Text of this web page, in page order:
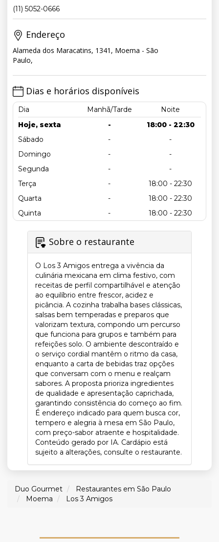
(11) 5052-0666
Endereço
Alameda dos Maracatins, 1341, Moema - São
Paulo,
Dias e horários disponíveis
Dia Manhã/Tarde
Noite
Hoje, sexta
-
18:00 - 22:30
Sábado
-
-
Domingo
-
-
Segunda
-
-
Terça
-
18:00 - 22:30
Quarta
-
18:00 - 22:30
Quinta
- 18:00 - 22:30
Sobre o restaurante
O Los 3 Amigos entrega a vivência da
culinária mexicana em clima festivo, com
receitas de perfil compartilhável e atenção
ao equilíbrio entre frescor, acidez e
picância. A cozinha trabalha bases clássicas,
salsas bem temperadas e preparos que
valorizam textura, compondo um percurso
que funciona para grupos e também para
refeições solo. O ambiente descontraído e
o serviço cordial mantêm o ritmo da casa,
enquanto a carta de bebidas traz opções
que conversam com o menu e realçam
sabores. A proposta prioriza ingredientes
de qualidade e apresentação caprichada,
garantindo consistência do começo ao fim.
É endereço indicado para quem busca cor,
tempero e alegria à mesa em São Paulo,
com preço-sabor atraente e hospitalidade.
Conteúdo gerado por IA. Cardápio está
sujeito a alterações, consulte o restaurante.
Duo Gourmet
Restaurantes em São Paulo
Moema
Los 3 Amigos